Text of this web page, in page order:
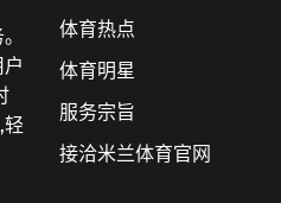
体育热点
体育明星
服务宗旨
接洽米兰体育官网